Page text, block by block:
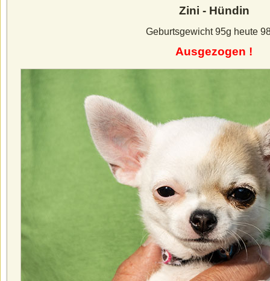
Zini - Hündin
Geburtsgewicht 95g heute
Ausgezogen !